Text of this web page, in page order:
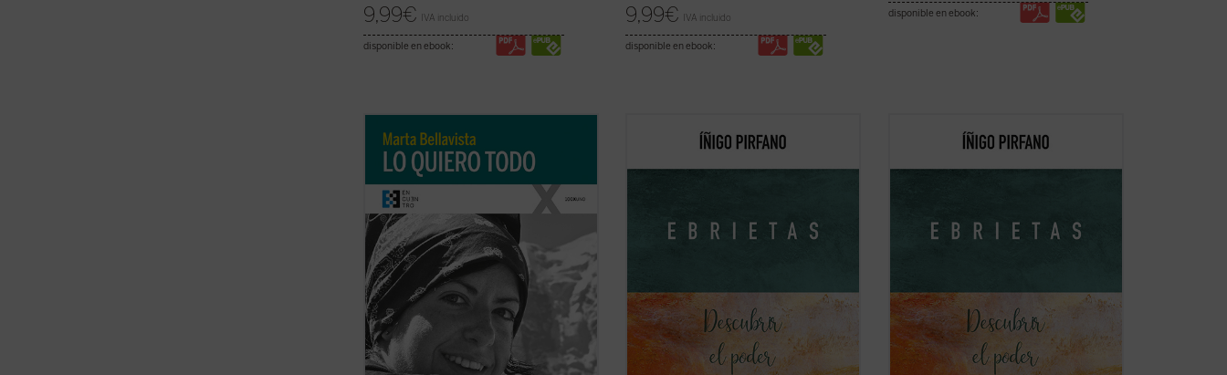
9,99€ IVA incluido
disponible en ebook:
9,99€ IVA incluido
disponible en ebook:
disponible en ebook:
La vida de Marta, una larga carrera de
apenas veintisiete años, se tornará
dramática y lúcida con la reaparición del
mal que la llevaría a la muerte dos años
después. Marta afrontará esta
circunstancia como ocasión para vivir
«una ...(ver ficha)
, el director de orquesta y
la iniciativaA kiss for all the world,
del arte de todos los tiempos, ...
(ver
, el director de orquesta y
la iniciativaA kiss for all the world,
del arte de todos los tiempos, ...
(ver